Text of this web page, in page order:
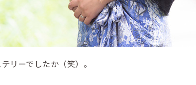
テリーでしたか（笑）。